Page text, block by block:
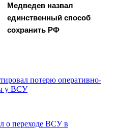
Медведев назвал
единственный способ
сохранить РФ
потерю оперативно-
у ВСУ
о переходе ВСУ в